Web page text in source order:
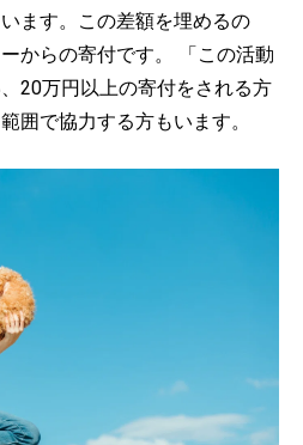
ます。この差額を埋めるの
からの寄付です。 「この活動
20万円以上の寄付をされる方
囲で協力する方もいます。